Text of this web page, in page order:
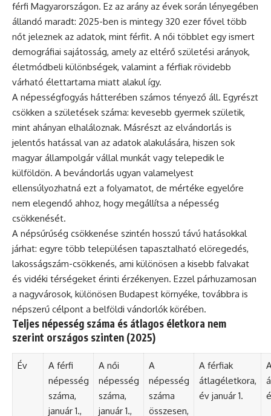
férfi Magyarországon. Ez az arány az évek során lényegében
állandó maradt: 2025-ben is mintegy 320 ezer fővel több
nőt jeleznek az adatok, mint férfit. A női többlet egy ismert
demográfiai sajátosság, amely az eltérő születési arányok,
életmódbeli különbségek, valamint a férfiak rövidebb
várható élettartama miatt alakul így.
A népességfogyás hátterében számos tényező áll. Egyrészt
csökken a születések száma: kevesebb gyermek születik,
mint ahányan elhaláloznak. Másrészt az elvándorlás is
jelentős hatással van az adatok alakulására, hiszen sok
magyar állampolgár vállal munkát vagy telepedik le
külföldön. A bevándorlás ugyan valamelyest
ellensúlyozhatná ezt a folyamatot, de mértéke egyelőre
nem elegendő ahhoz, hogy megállítsa a népesség
csökkenését.
A népsűrűség csökkenése szintén hosszú távú hatásokkal
járhat: egyre több településen tapasztalható elöregedés,
lakosságszám-csökkenés, ami különösen a kisebb falvakat
és vidéki térségeket érinti érzékenyen. Ezzel párhuzamosan
a nagyvárosok, különösen Budapest környéke, továbbra is
népszerű célpont a belföldi vándorlók körében.
Teljes népesség száma és átlagos életkora nem
szerint országos szinten (2025)
Év
A férfi
népesség
száma,
január 1.,
A női
népesség
száma,
január 1.,
A
népesség
száma
összesen,
A férfiak
átlagéletkora,
év január 1.